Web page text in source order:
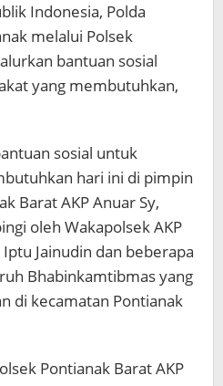
Indonesia, Polda
melalui Polsek
bantuan sosial
yang membutuhkan,
sosial untuk
hari ini di pimpin
Barat AKP Anuar Sy,
oleh Wakapolsek AKP
Jainudin dan beberapa
Bhabinkamtibmas yang
di kecamatan Pontianak
Pontianak Barat AKP